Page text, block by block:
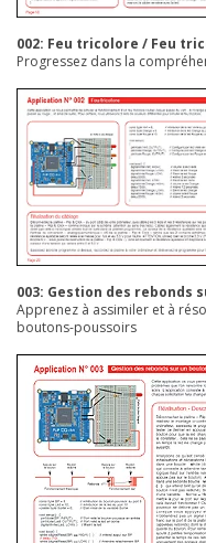
002: Feu tricolore / Feu
Progressez dans la
003: Gestion des rebonds
Apprenez à assimiler et à
boutons-poussoirs